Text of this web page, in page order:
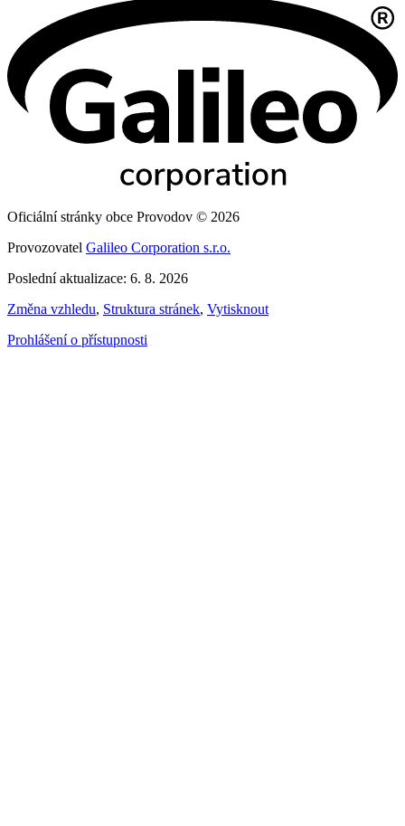
Oficiální stránky obce Provodov © 2026
Provozovatel Galileo Corporation s.r.o.
Poslední aktualizace: 6. 8. 2026
Změna vzhledu, Struktura stránek, Vytisknout
Prohlášení o přístupnosti